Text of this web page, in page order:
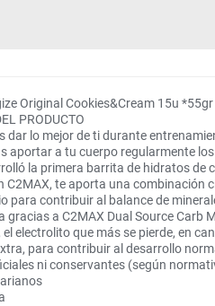
Original Cookies&Cream 15u *55gr
PRODUCTO
dar lo mejor de ti durante
aportar a tu cuerpo regularmente
la primera barrita de hidratos de
C2MAX, te aporta una
para contribuir al balance de
gracias a C2MAX Dual Source Carb
electrolito que más se pierde, en
para contribuir al desarrollo
ni conservantes (según